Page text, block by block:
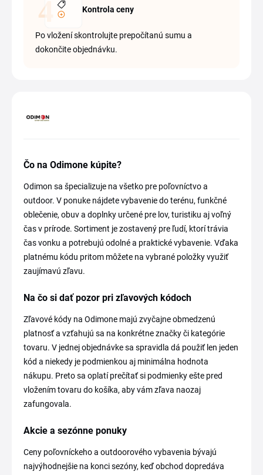
Kontrola ceny
Po vložení skontrolujte prepočítanú sumu a
dokončite objednávku.
Čo na Odimone kúpite?
Odimon sa špecializuje na všetko pre poľovníctvo a
outdoor. V ponuke nájdete vybavenie do terénu, funkčné
oblečenie, obuv a doplnky určené pre lov, turistiku aj voľný
čas v prírode. Sortiment je zostavený pre ľudí, ktorí trávia
čas vonku a potrebujú odolné a praktické vybavenie. Vďaka
platnému kódu pritom môžete na vybrané položky využiť
zaujímavú zľavu.
Na čo si dať pozor pri zľavových kódoch
Zľavové kódy na Odimone majú zvyčajne obmedzenú
platnosť a vzťahujú sa na konkrétne značky či kategórie
tovaru. V jednej objednávke sa spravidla dá použiť len jeden
kód a niekedy je podmienkou aj minimálna hodnota
nákupu. Preto sa oplatí prečítať si podmienky ešte pred
vložením tovaru do košíka, aby vám zľava naozaj
zafungovala.
Akcie a sezónne ponuky
Ceny poľovníckeho a outdoorového vybavenia bývajú
najvýhodnejšie na konci sezóny, keď obchod dopredáva